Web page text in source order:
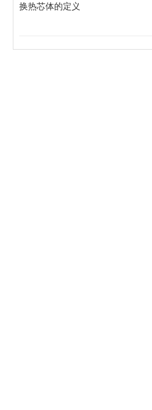
换热芯体的定义